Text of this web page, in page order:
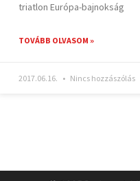
triatlon Európa-bajnokság
TOVÁBB OLVASOM »
2017.06.16. Nincs hozzászólás